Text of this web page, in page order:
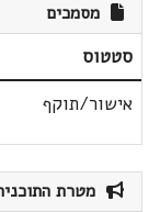
מסמכים
סטטוס
אישור/תוקף
מטרת